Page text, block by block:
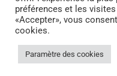
– juin 2026
préférences et les
«Accepter», vous
cookies.
Paramètre des cookies